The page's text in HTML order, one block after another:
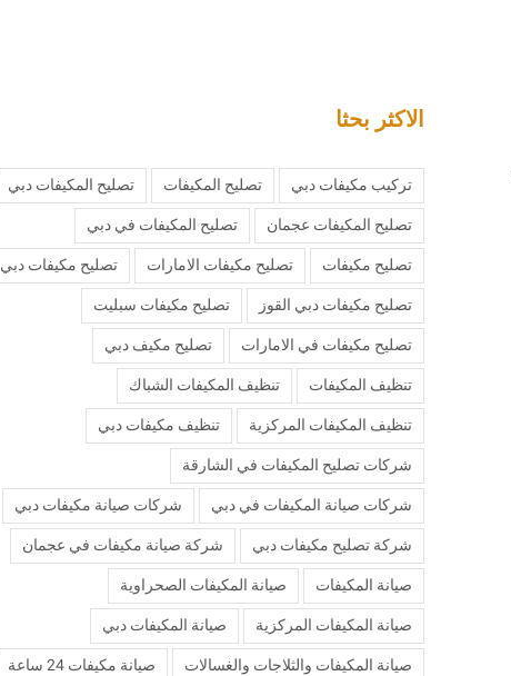
الاكثر بحثا
تركيب مكيفات دبي تصليح المكيفات تصليح المكيفات دبي
تصليح المكيفات عجمان تصليح المكيفات في دبي
تصليح مكيفات تصليح مكيفات الامارات تصليح مكيفات دبي
تصليح مكيفات دبي القوز تصليح مكيفات سبليت
تصليح مكيفات في الامارات تصليح مكيف دبي
تنظيف المكيفات تنظيف المكيفات الشباك
تنظيف المكيفات المركزية تنظيف مكيفات دبي
شركات تصليح المكيفات في الشارقة
شركات صيانة المكيفات في دبي شركات صيانة مكيفات دبي
شركة تصليح مكيفات دبي شركة صيانة مكيفات في عجمان
صيانة المكيفات صيانة المكيفات الصحراوية
صيانة المكيفات المركزية صيانة المكيفات دبي
صيانة المكيفات والثلاجات والغسالات صيانة مكيفات 24 ساعة